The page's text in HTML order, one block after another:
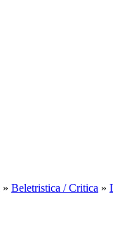
» Beletristica / Critica »